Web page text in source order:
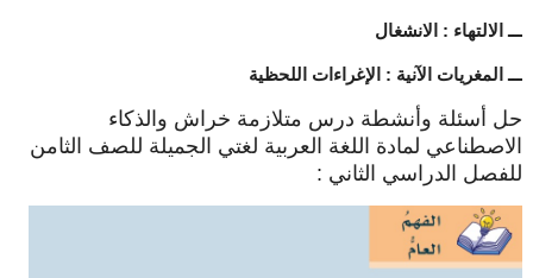
ـــ الالتهاء : الانشغال
ـــ المغريات الآنية : الإغراءات اللحظية
حل أسئلة وأنشطة درس متلازمة خراش والذكاء
الاصطناعي لمادة اللغة العربية لغتي الجميلة للصف الثامن
للفصل الدراسي الثاني :